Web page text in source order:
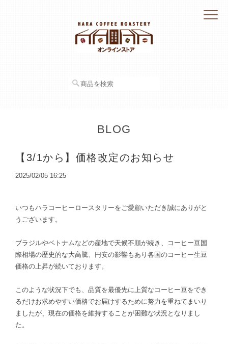
BLOG
【3/1から】価格改定のお知らせ
2025/02/05 16:25
いつもハラコーヒーロースタリーをご愛顧いただき誠にありがと
うございます。
ブラジルやベトナムなどの産地で天候不順が続き、コーヒー豆国
際相場の歴史的な大高騰、円安の影響もあり各国のコーヒー生豆
価格の上昇が続いております。
このような状況下でも、品質を最優先に上質なコーヒー豆をでき
るだけお求めやすい価格でお届けするために努力を重ねてまいり
ましたが、現在の価格を維持することが困難な状況となりまし
た。